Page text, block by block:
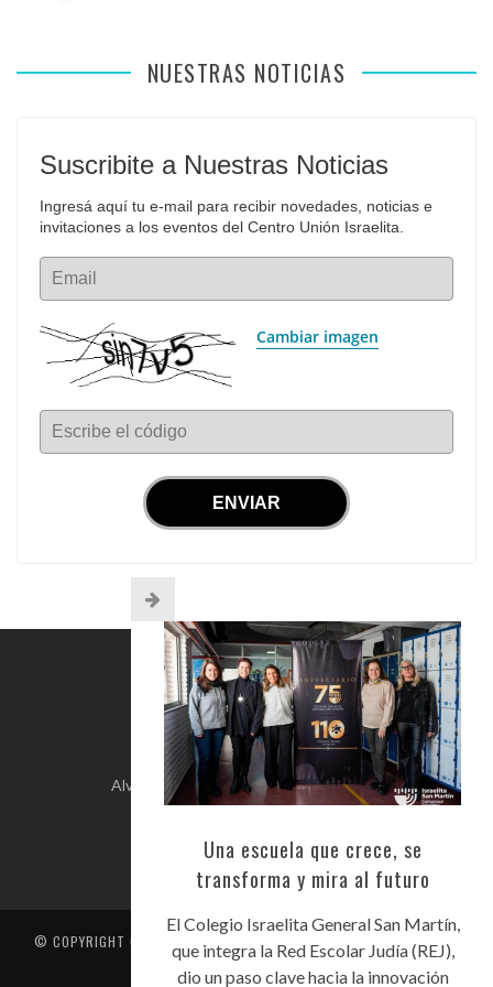
NUESTRAS NOTICIAS
Suscribite a Nuestras Noticias
Ingresá aquí tu e-mail para recibir novedades, noticias e
invitaciones a los eventos del Centro Unión Israelita.
Email
Cambiar imagen
Escribe el código
Una escuela que crece, se
transforma y mira al futuro
El Colegio Israelita General San Martín,
que integra la Red Escolar Judía (REJ),
dio un paso clave hacia la innovación
INFO DE CONTACTO
Alvear 254, Córdoba Capital, Argentina.
+54-351-5892071
© COPYRIGHT CENTRO UNIÓN ISRAELITA DE CÓRDOBA
. TODOS LOS
DERECHOS RESERVADOS